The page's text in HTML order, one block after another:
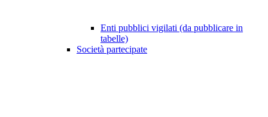
Enti pubblici vigilati (da pubblicare in
tabelle)
Società partecipate